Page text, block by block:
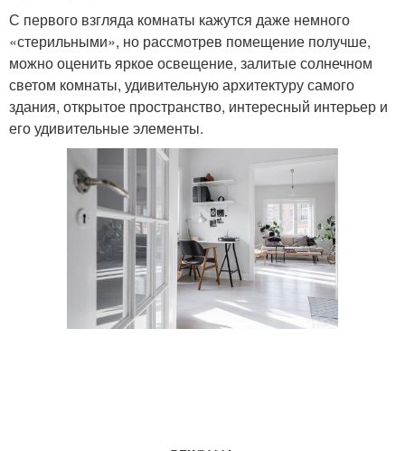
С первого взгляда комнаты кажутся даже немного
«стерильными», но рассмотрев помещение получше,
можно оценить яркое освещение, залитые солнечном
светом комнаты, удивительную архитектуру самого
здания, открытое пространство, интересный интерьер и
его удивительные элементы.